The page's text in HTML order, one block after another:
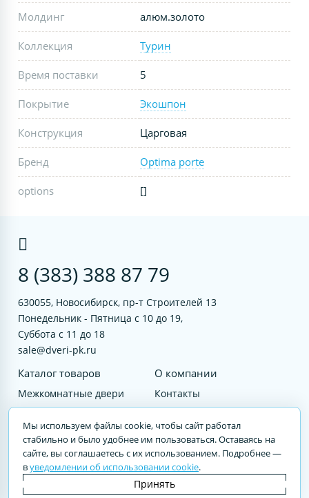
Молдинг алюм.золото
Коллекция Турин
Время поставки 5
Покрытие Экошпон
Конструкция Царговая
Бренд Optima porte
options []
8 (383) 388 87 79
630055, Новосибирск, пр-т Строителей 13
Понедельник - Пятница с 10 до 19,
Суббота с 11 до 18
sale@dveri-pk.ru
Каталог товаров
Межкомнатные двери
Входные двери
Услуги
О компании
Контакты
© 2023 DVERI-PK.RU Авторские права защищены. Полное или частичное
воспроизведение материалов cайта без письменного разрешения —
запрещено.
Мы используем файлы cookie, чтобы сайт работал
стабильно и было удобнее им пользоваться. Оставаясь на
сайте, вы соглашаетесь с их использованием. Подробнее —
вуведомлении об использовании cookie.
Принять